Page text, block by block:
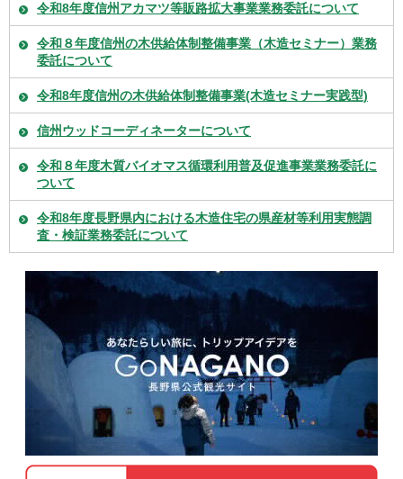
令和8年度信州アカマツ等販路拡大事業業務委託について
令和８年度信州の木供給体制整備事業（木造セミナー）業務
委託について
令和8年度信州の木供給体制整備事業(木造セミナー実践型)
信州ウッドコーディネーターについて
令和８年度木質バイオマス循環利用普及促進事業業務委託に
ついて
令和8年度長野県内における木造住宅の県産材等利用実態調
査・検証業務委託について